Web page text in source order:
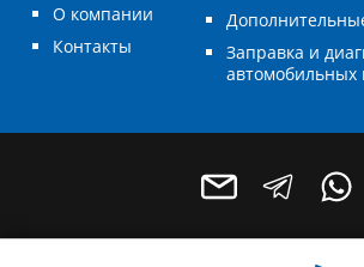
О компании
Контакты
Заправка и
автомобильных